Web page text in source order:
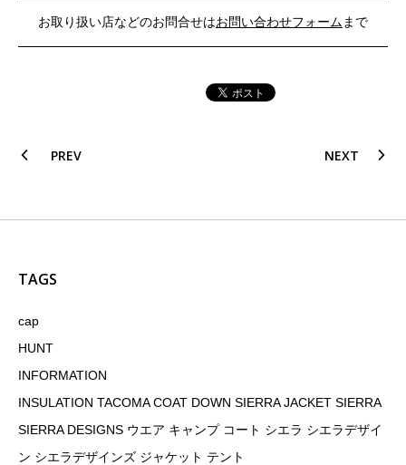
お取り扱い店などのお問合せはお問い合わせフォーム まで
PREV NEXT
TAGS
cap
HUNT
INFORMATION
INSULATION TACOMA COAT DOWN SIERRA JACKET SIERRA
SIERRA DESIGNS ウエア キャンプ コート シエラ シエラデザイ
ン シエラデザインズ ジャケット テント